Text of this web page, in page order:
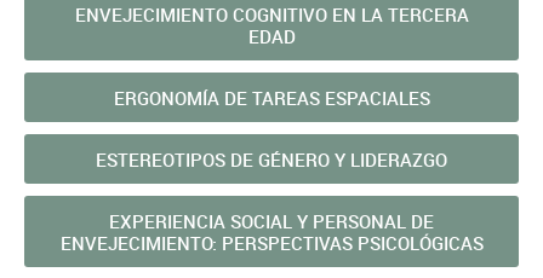
ENVEJECIMIENTO COGNITIVO EN LA TERCERA
EDAD
ERGONOMÍA DE TAREAS ESPACIALES
ESTEREOTIPOS DE GÉNERO Y LIDERAZGO
EXPERIENCIA SOCIAL Y PERSONAL DE
ENVEJECIMIENTO: PERSPECTIVAS PSICOLÓGICAS